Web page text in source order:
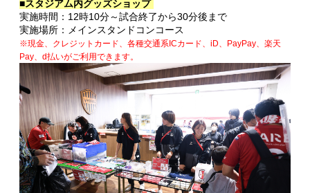
■スタジアム内グッズショップ
実施時間：12時10分～試合終了から30分後まで
実施場所：メインスタンドコンコース
※現金、クレジットカード、各種交通系ICカード、iD、PayPay、楽天
Pay、d払いがご利用できます。